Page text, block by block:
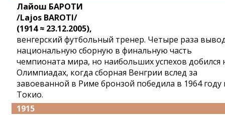
Лайош БАРОТИ
/Lajos BAROTI/
(1914 ≈ 23.12.2005),
венгерский футбольный тренер. Четыре раза
национальную сборную в финальную часть
чемпионата мира, но наибольших успехов добился
Олимпиадах, когда сборная Венгрии вслед за
завоеванной в Риме бронзой победила в 1964 году
Токио.
1915